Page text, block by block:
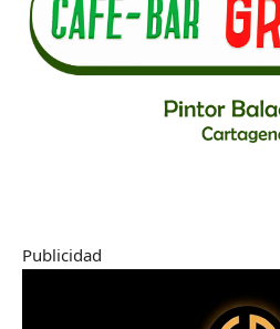
Publicidad